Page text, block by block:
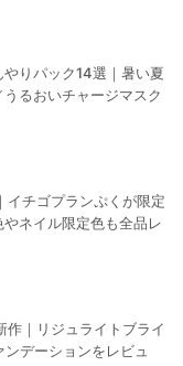
りパック14選｜暑い夏
るおいチャージマスク
イチゴプランぷくが限定
ネイル限定色も全品レ
｜リジュライトブライ
ンデーションをレビュ